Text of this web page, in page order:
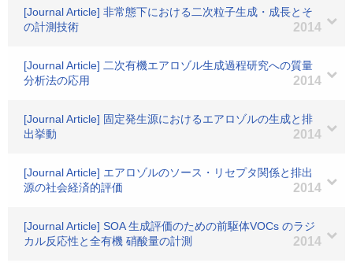
[Journal Article] 非常態下における二次粒子生成・成長とそ
の計測技術
2014
[Journal Article] 二次有機エアロゾル生成過程研究への質量
分析法の応用
2014
[Journal Article] 固定発生源におけるエアロゾルの生成と排
出挙動
2014
[Journal Article] エアロゾルのソース・リセプタ関係と排出
源の社会経済的評価
2014
[Journal Article] SOA 生成評価のための前駆体VOCs のラジ
カル反応性と全有機 硝酸量の計測
2014